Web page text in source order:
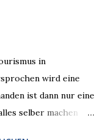
in
wird eine
ist dann nur eine
selber machen